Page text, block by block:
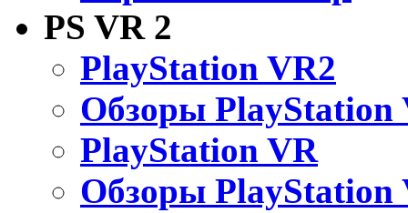
PS VR 2
PlayStation VR2
Обзоры PlayStation
PlayStation VR
Обзоры PlayStation